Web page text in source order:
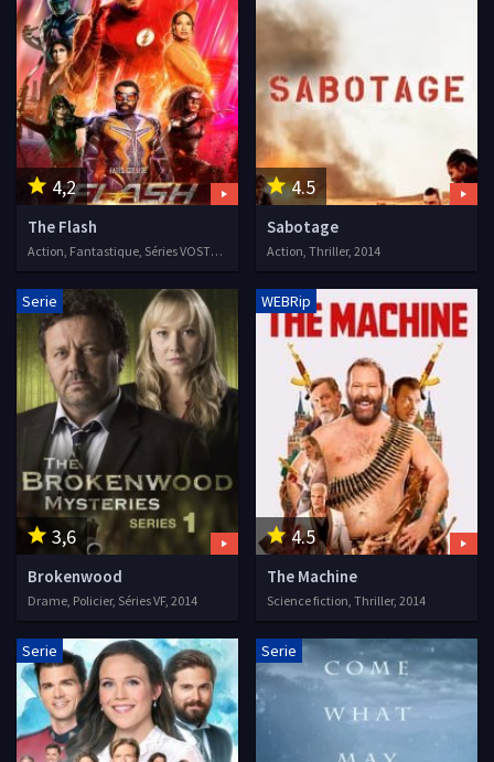
4,2
The Flash
Action, Fantastique, Séries VOSTFR, 2014
4.5
Sabotage
Action, Thriller, 2014
3,6
Serie
Brokenwood
Drame, Policier, Séries VF, 2014
4.5
WEBRip
The Machine
Science fiction, Thriller, 2014
Serie Serie